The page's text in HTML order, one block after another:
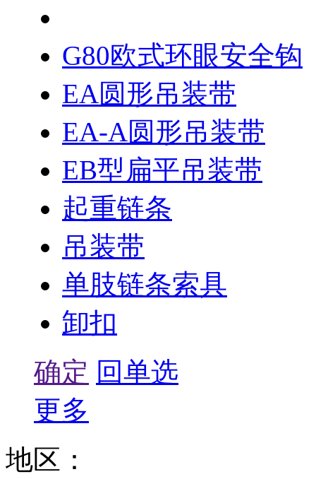
G80欧式环眼安全钩
EA圆形吊装带
EA-A圆形吊装带
EB型扁平吊装带
起重链条
吊装带
单肢链条索具
卸扣
确定 回单选
更多
地区：